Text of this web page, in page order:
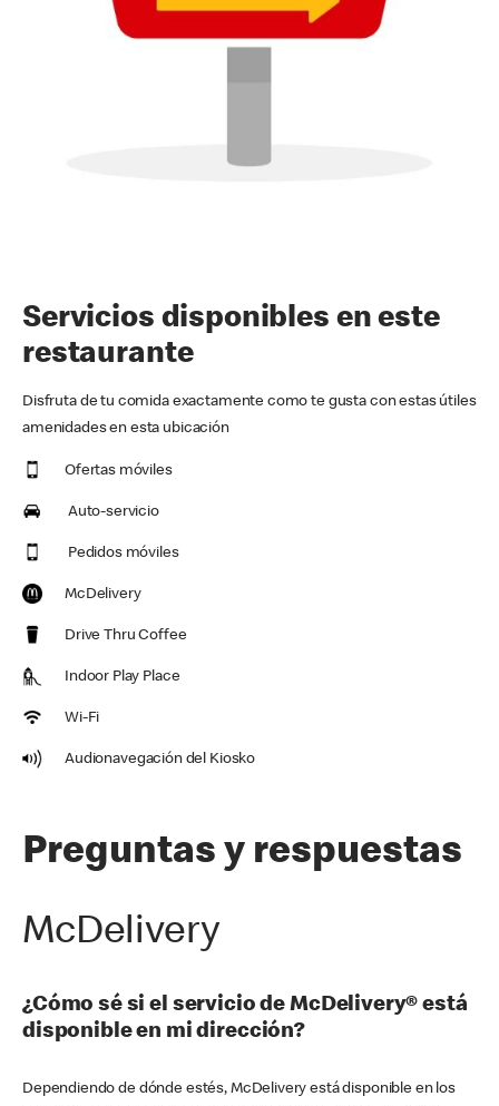
Servicios disponibles en este
restaurante
Disfruta de tu comida exactamente como te gusta con estas útiles
amenidades en esta ubicación
Ofertas móviles
Auto-servicio
Pedidos móviles
McDelivery
Drive Thru Coffee
Indoor Play Place
Wi-Fi
Audionavegación del Kiosko
Preguntas y respuestas
McDelivery
¿Cómo sé si el servicio de McDelivery® está
disponible en mi dirección?
Dependiendo de dónde estés, McDelivery está disponible en los